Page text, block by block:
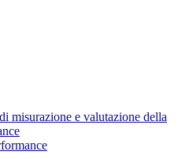
misurazione e valutazione della